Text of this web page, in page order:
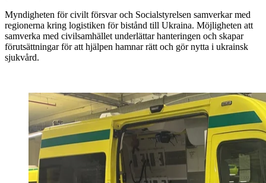
Myndigheten för civilt försvar och Socialstyrelsen samverkar med
regionerna kring logistiken för bistånd till Ukraina. Möjligheten att
samverka med civilsamhället underlättar hanteringen och skapar
förutsättningar för att hjälpen hamnar rätt och gör nytta i ukrainsk
sjukvård.